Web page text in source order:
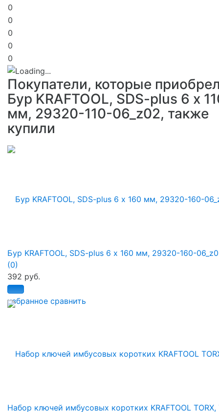
0
0
0
0
0
Покупатели, которые
Бур KRAFTOOL, SDS-plus 6 х
мм, 29320-110-06_z02, также
купили
избранное сравнить
Бур KRAFTOOL, SDS-plus 6 х 160 мм, 29320-160-
(0)
392 руб.
Набор ключей имбусовых коротких KRAFTOOL TORX,